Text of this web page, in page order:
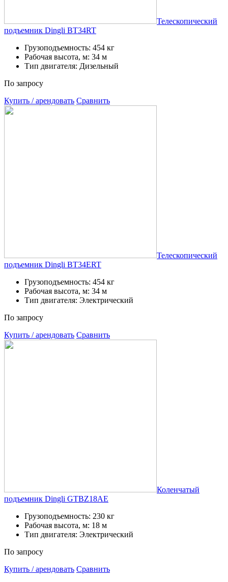
Телескопический
подъемник Dingli BT34RT
Грузоподъемность: 454 кг
Рабочая высота, м: 34 м
Тип двигателя: Дизельный
По запросу
Купить / арендовать Сравнить
Телескопический
подъемник Dingli BT34ERT
Грузоподъемность: 454 кг
Рабочая высота, м: 34 м
Тип двигателя: Электрический
По запросу
Купить / арендовать Сравнить
Коленчатый
подъемник Dingli GTBZ18AE
Грузоподъемность: 230 кг
Рабочая высота, м: 18 м
Тип двигателя: Электрический
По запросу
Купить / арендовать Сравнить